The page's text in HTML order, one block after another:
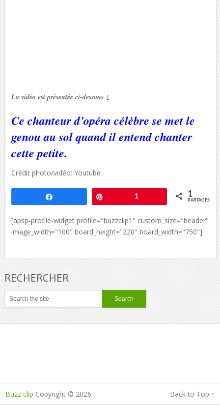
La vidéo est présentée ci-dessous ↓
Ce chanteur d’opéra célèbre se met le
genou au sol quand il entend chanter
cette petite.
Crédit photo/vidéo: Youtube
1 1
PARTAGES
[apsp-profile-widget profile="buzzclip1" custom_size="header"
image_width="100" board_height="220" board_width="750"]
RECHERCHER
Buzz clip Copyright © 2026. Back to Top ↑